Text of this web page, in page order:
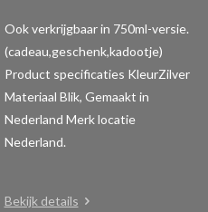
Ook verkrijgbaar in 750ml-versie.
(cadeau,geschenk,kadootje)
Product specificaties KleurZilver
Materiaal Blik, Gemaakt in
Nederland Merk locatie
Nederland.
Bekijk details